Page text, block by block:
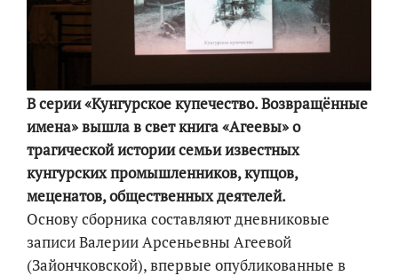
В серии «Кунгурское купечество. Возвращённые
имена» вышла в свет книга «Агеевы» о
трагической истории семьи известных
кунгурских промышленников, купцов,
меценатов, общественных деятелей.
Основу сборника составляют дневниковые
записи Валерии Арсеньевны Агеевой
(Зайончковской), впервые опубликованные в